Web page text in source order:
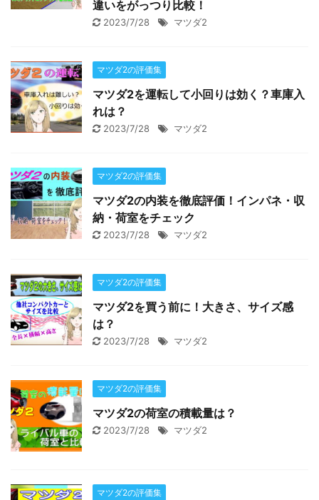
違いをがっつり比較！
2023/7/28 マツダ2
マツダ2の評価集
マツダ2を運転して小回りは効く？車庫入
れは？
2023/7/28 マツダ2
マツダ2の評価集
マツダ2の内装を徹底評価！インパネ・収
納・荷室をチェック
2023/7/28 マツダ2
マツダ2の評価集
マツダ2を買う前に！大きさ、サイズ感
は？
2023/7/28 マツダ2
マツダ2の評価集
マツダ2の荷室の積載量は？
2023/7/28 マツダ2
マツダ2の評価集